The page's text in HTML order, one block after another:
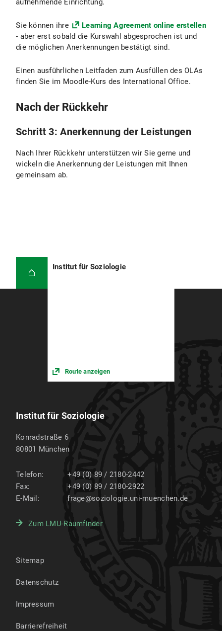
aufnehmende Einrichtung.
Sie können ihre
Learning Agreement online erstellen
- aber erst sobald die Kurswahl abgesprochen ist und
die möglichen Anerkennungen bestätigt sind.
Einen ausführlichen Leitfaden zum Ausfüllen des OLAs
finden Sie im Moodle-Kurs des International Office.
Nach der Rückkehr
Schritt 3: Anerkennung der Leistungen
Nach Ihrer Rückkehr unterstützen wir Sie gerne und
wickeln die Anerkennung der Leistungen mit Ihnen
gemeinsam ab.
Institut für Soziologie
Route anzeigen
Institut für Soziologie
Konradstraße 6
80801 München
Telefon:
+49 (0) 89 / 2180-2442
Fax:
+49 (0) 89 / 2180-2922
E-Mail:
frage@soziologie.uni-muenchen.de
Zum LMU-Raumfinder
Sitemap
Datenschutz
Impressum
Barrierefreiheit